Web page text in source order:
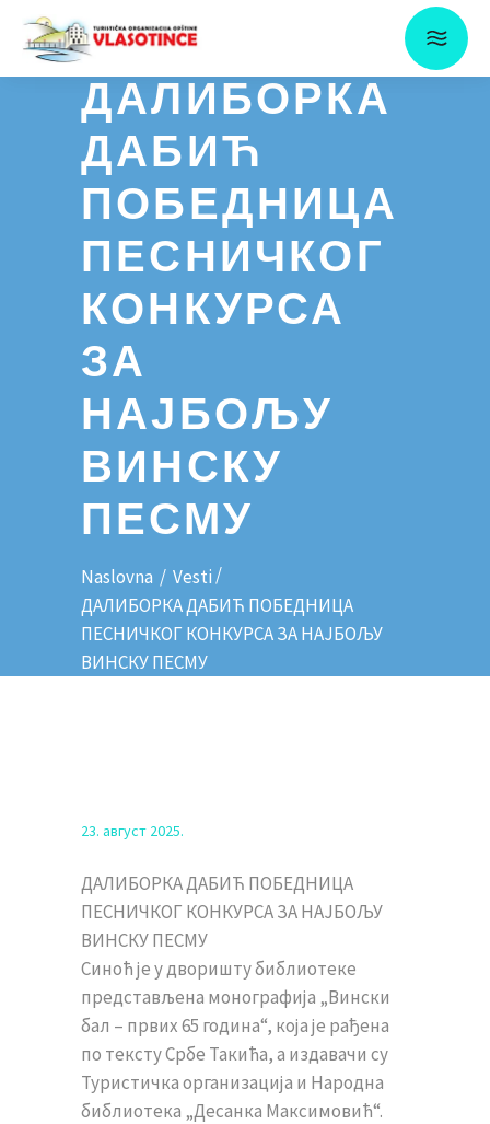
ДАЛИБОРКА
ДАБИЋ
ПОБЕДНИЦА
ПЕСНИЧКОГ
КОНКУРСА
ЗА
НАЈБОЉУ
ВИНСКУ
ПЕСМУ
Naslovna / Vesti /
ДАЛИБОРКА ДАБИЋ ПОБЕДНИЦА
ПЕСНИЧКОГ КОНКУРСА ЗА НАЈБОЉУ
ВИНСКУ ПЕСМУ
23. август 2025.
ДАЛИБОРКА ДАБИЋ ПОБЕДНИЦА
ПЕСНИЧКОГ КОНКУРСА ЗА НАЈБОЉУ
ВИНСКУ ПЕСМУ
Синоћ је у дворишту библиотеке
представљена монографија „Вински
бал – првих 65 година“, која је рађена
по тексту Србе Такића, а издавачи су
Туристичка организација и Народна
библиотека „Десанка Максимовић“.